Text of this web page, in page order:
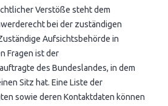
Verstöße steht dem
bei der zuständigen
Aufsichtsbehörde in
Fragen ist der
des Bundeslandes, in dem
Sitz hat. Eine Liste der
sowie deren Kontaktdaten können